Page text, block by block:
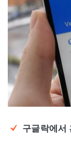
구글락에서